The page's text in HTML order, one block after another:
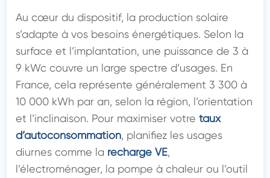
Au cœur du dispositif, la production solaire
s’adapte à vos besoins énergétiques. Selon la
surface et l’implantation, une puissance de 3 à
9 kWc couvre un large spectre d’usages. En
France, cela représente généralement 3 300 à
10 000 kWh par an, selon la région, l’orientation
et l’inclinaison. Pour maximiser votre taux
d’autoconsommation, planifiez les usages
diurnes comme la recharge VE,
l’électroménager, la pompe à chaleur ou l’outil